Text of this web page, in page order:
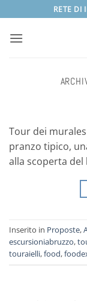
ai
contenuti
RETE DI
Tour dei
pranzo tipico,
alla scoperta
Inserito in Proposte,
escursioniabruzzo,
touraielli,food,